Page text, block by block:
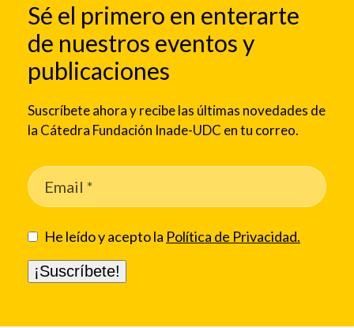
Sé el primero en enterarte
de nuestros eventos y
publicaciones
Suscríbete ahora y recibe las últimas novedades de
la Cátedra Fundación Inade-UDC en tu correo.
He leído y acepto la Política de Privacidad.